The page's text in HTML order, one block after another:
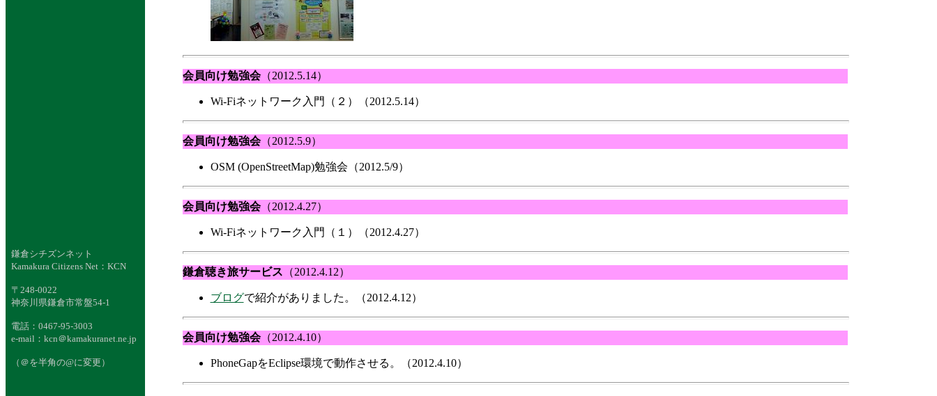
会員向け勉強会（2012.5.14）
Wi-Fiネットワーク入門（２）（2012.5.14）
会員向け勉強会（2012.5.9）
OSM (OpenStreetMap)勉強会（2012.5/9）
会員向け勉強会（2012.4.27）
Wi-Fiネットワーク入門（１）（2012.4.27）
鎌倉聴き旅サービス （2012.4.12）
ブログで紹介がありました。（2012.4.12）
会員向け勉強会（2012.4.10）
PhoneGapをEclipse環境で動作させる。（2012.4.10）
鎌倉シチズンネット
Kamakura Citizens Net：KCN
〒248-0022
神奈川県鎌倉市常盤54-1
電話：0467-95-3003
e-mail： kcn＠kamakuranet.ne.jp
（＠を半角の@に変更）